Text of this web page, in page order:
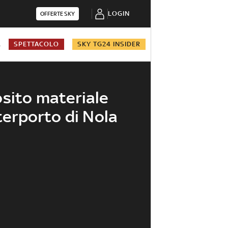
OFFERTE SKY LOGIN
SPETTACOLO SKY TG24 INSIDER
materiale
di Nola